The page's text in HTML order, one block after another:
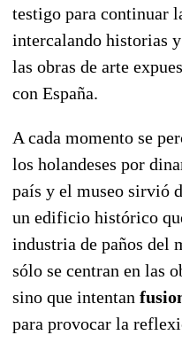
testigo para continuar
intercalando historias
las obras de arte
con España.
A cada momento se
los holandeses por
país y el museo sirvió
un edificio histórico
industria de paños del
sólo se centran en las
sino que intentan
para provocar la